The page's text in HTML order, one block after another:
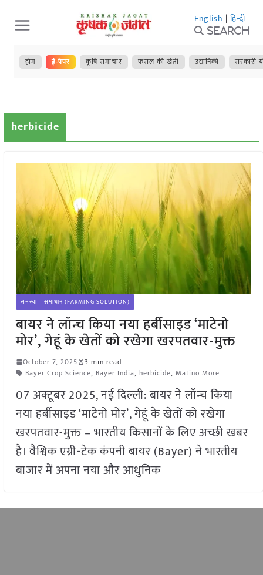
Skip
to
content
English | हिन्दी
Search
होम ई-पेपर कृषि समाचार फसल की खेती उद्यानिकी सरकारी
herbicide
समस्या – समाधान (FARMING SOLUTION)
बायर ने लॉन्च किया नया हर्बीसाइड ‘माटेनो
मोर’, गेहूं के खेतों को रखेगा खरपतवार-मुक्त
October 7, 2025
3 min read
Bayer Crop Science, Bayer India, herbicide, Matino More
07 अक्टूबर 2025, नई दिल्ली: बायर ने लॉन्च किया
नया हर्बीसाइड ‘माटेनो मोर’, गेहूं के खेतों को रखेगा
खरपतवार-मुक्त – भारतीय किसानों के लिए अच्छी खबर
है। वैश्विक एग्री-टेक कंपनी बायर (Bayer) ने भारतीय
बाजार में अपना नया और आधुनिक